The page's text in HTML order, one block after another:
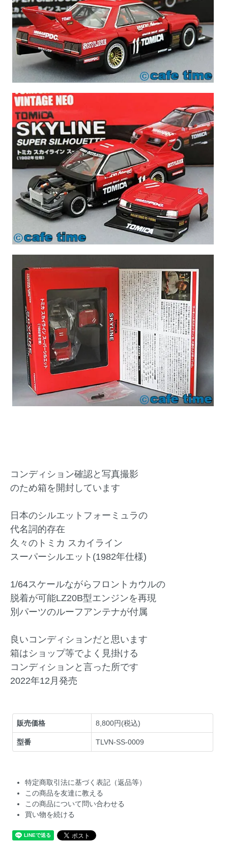
コンディション確認と写真撮影
のため箱を開封しています
日本のシルエットフォーミュラの
代名詞的存在
久々のトミカ スカイライン
スーパーシルエット(1982年仕様)
1/64スケールながらフロントカウルの
脱着が可能LZ20B型エンジンを再現
別パーツのルーフアンテナが付属
良いコンディションだと思います
箱はショップ等でよく見掛ける
コンディションと言った所です
2022年12月発売
販売価格 8,800円(税込)
型番 TLVN-SS-0009
特定商取引法に基づく表記（返品等）
この商品を友達に教える
この商品について問い合わせる
買い物を続ける